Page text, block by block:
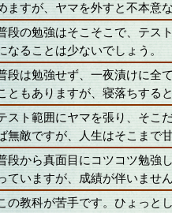
ますが、ヤマを外すと不本意
段の勉強はそこそこで、テス
なることは少ないでしょう。
段は勉強せず、一夜漬けに全
ともありますが、寝落ちする
スト範囲にヤマを張り、そこ
無敵ですが、人生はそこまで
段から真面目にコツコツ勉強
ていますが、成績が伴いませ
の教科が苦手です。ひょっと